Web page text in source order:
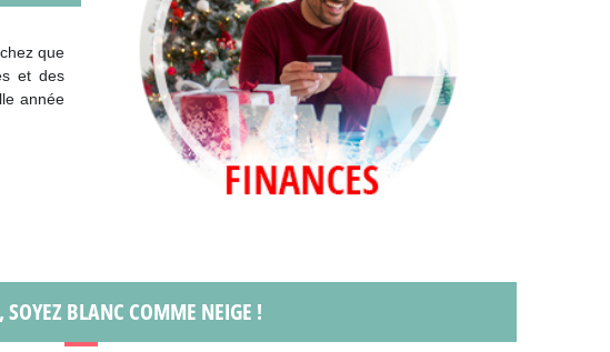
que
et des
année
BLANC COMME NEIGE !